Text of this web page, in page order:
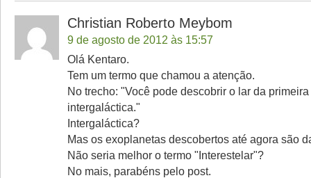
Christian Roberto Meybom
9 de agosto de 2012 às 15:57
Olá Kentaro.
Tem um termo que chamou a atenção.
No trecho: "Você pode descobrir o lar da
intergaláctica."
Intergaláctica?
Mas os exoplanetas descobertos até agora são
Não seria melhor o termo "Interestelar"?
No mais, parabéns pelo post.